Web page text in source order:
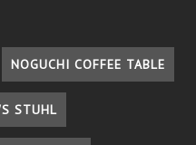
NOGUCHI COFFEE TABLE
STUHL